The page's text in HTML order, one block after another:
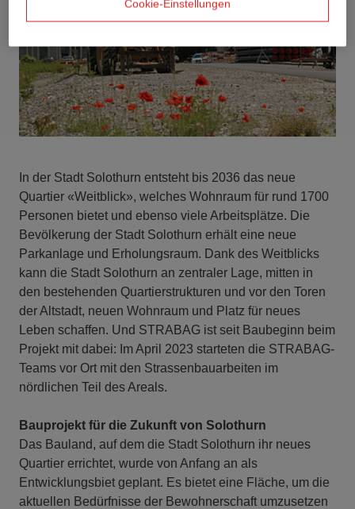
In der Stadt Solothurn entsteht bis 2036 das neue
Quartier «Weitblick», welches Wohnraum für rund 1700
Personen bietet und ebenso viele Arbeitsplätze. Die
Bevölkerung der Stadt Solothurn erhält eine neue
Parkanlage und Erholungsraum. Dank des Weitblicks
kann die Stadt Solothurn an zentraler Lage, mitten in
den bestehenden Quartierstrukturen und vor den Toren
der Altstadt, neuen Wohnraum und Platz für neues
Leben schaffen. Und STRABAG ist seit Baubeginn beim
Projekt mit dabei: Im April 2023 starteten die STRABAG-
Teams vor Ort mit den Strassenbauarbeiten im
nördlichen Teil des Areals.
Bauprojekt für die Zukunft von Solothurn
Das Bauland, auf dem die Stadt Solothurn ihr neues
Quartier errichtet, wurde von Anfang an als
Entwicklungsbiet geplant. Es bietet eine Fläche, um die
aktuellen Bedürfnisse der Bewohnerschaft umzusetzen
Cookie-Einstellungen